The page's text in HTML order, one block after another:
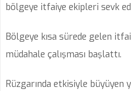
bölgeye itfaiye ekipleri sevk
Bölgeye kısa sürede gelen
müdahale çalışması başlattı.
Rüzgarında etkisiyle büyüyen